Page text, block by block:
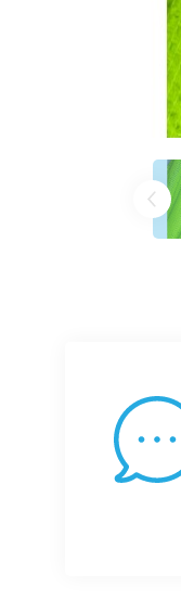
, отзывчивые,
ткани